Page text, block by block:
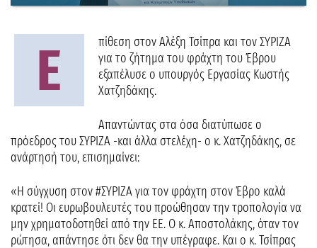
Ε
πίθεση στον Αλέξη Τσίπρα και τον ΣΥΡΙΖΑ
για το ζήτημα του φράχτη του Έβρου
εξαπέλυσε ο υπουργός Εργασίας Κωστής
Χατζηδάκης.
Απαντώντας στα όσα διατύπωσε ο
πρόεδρος του ΣΥΡΙΖΑ -και άλλα στελέχη- ο κ. Χατζηδάκης, σε
ανάρτησή του, επισημαίνει:
«Η σύγχυση στον #ΣΥΡΙΖΑ για τον φράχτη στον Έβρο καλά
κρατεί! Οι ευρωβουλευτές του προώθησαν την τροπολογία να
μην χρηματοδοτηθεί από την ΕΕ. Ο κ. Αποστολάκης, όταν τον
ρώτησα, απάντησε ότι δεν θα την υπέγραφε. Και ο κ. Τσίπρας